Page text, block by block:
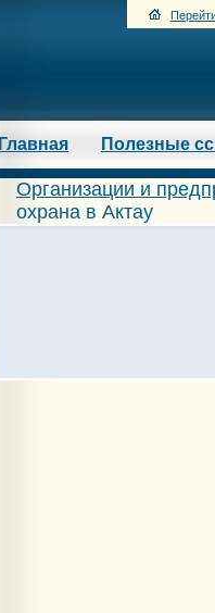
Главная Полезные
Организации и
охрана в Актау